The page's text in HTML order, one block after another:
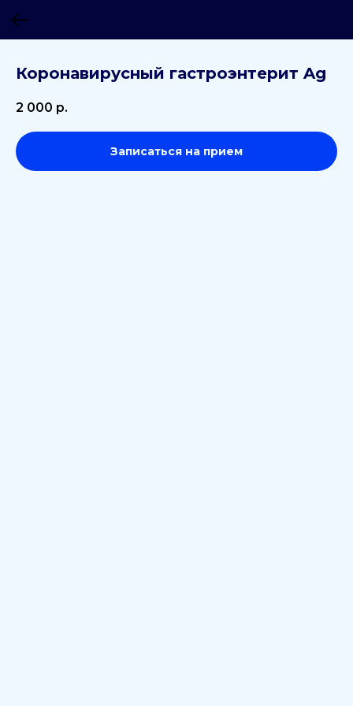
Коронавирусный гастроэнтерит Ag
2 000 р.
Записаться на прием